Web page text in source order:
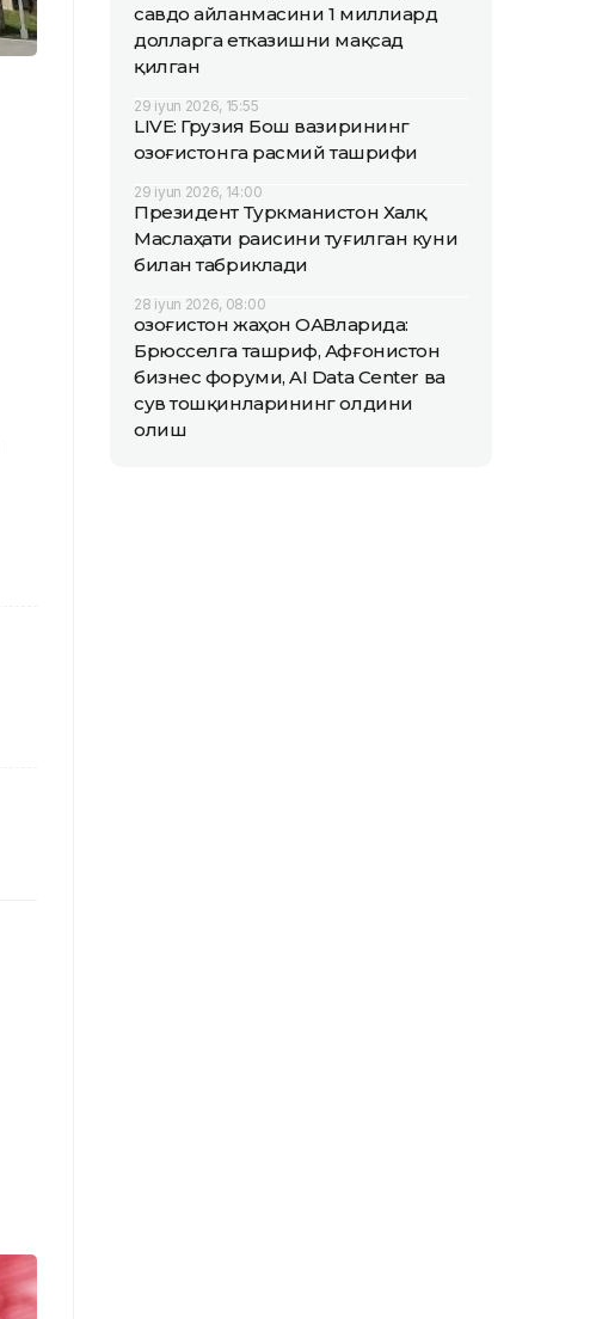
савдо айланмасини 1 миллиард
долларга етказишни мақсад
қилган
29 iyun 2026, 15:55
LIVE: Грузия Бош вазирининг
Қозоғистонга расмий ташрифи
29 iyun 2026, 14:00
Президент Туркманистон Халқ
Маслаҳати раисини туғилган куни
билан табриклади
28 iyun 2026, 08:00
Қозоғистон жаҳон ОАВларида:
Брюсселга ташриф, Афғонистон
бизнес форуми, AI Data Center ва
сув тошқинларининг олдини
олиш